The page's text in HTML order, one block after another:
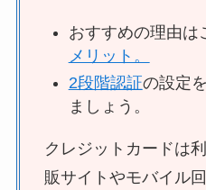
おすすめの理由は
メリット。
2段階認証の設定
ましょう。
クレジットカードは
販サイトやモバイル